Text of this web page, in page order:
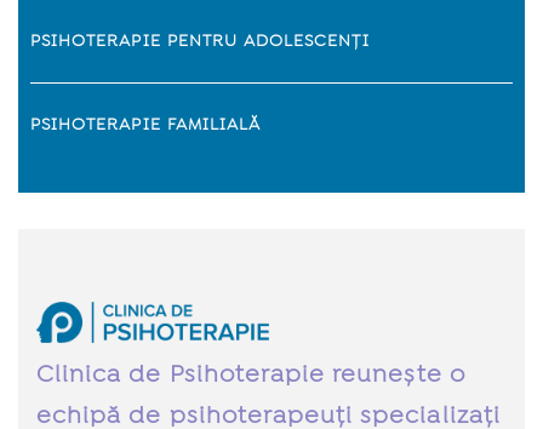
PSIHOTERAPIE PENTRU ADOLESCENȚI
PSIHOTERAPIE FAMILIALĂ
Clinica de Psihoterapie reunește o
echipă de psihoterapeuți specializați